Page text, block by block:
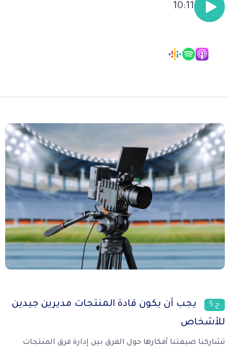
10:11
ح.5
يجب أن يكون قادة المنتجات مديرين جيدين
للأشخاص
تشاركنا ضيفتنا أفكارها حول الفرق بين إدارة فرق المنتجات